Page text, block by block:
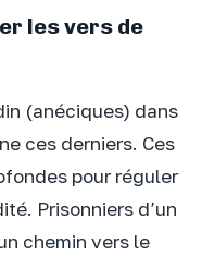
les vers de
(anéciques) dans
ces derniers. Ces
pour réguler
Prisonniers d’un
chemin vers le